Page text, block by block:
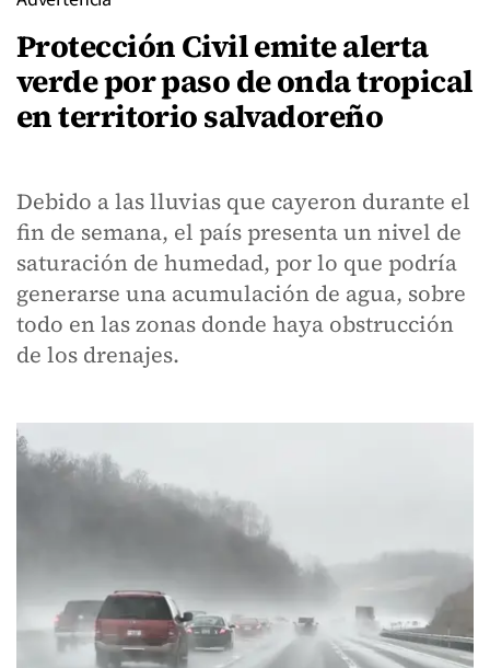
Protección Civil emite alerta
verde por paso de onda tropical
en territorio salvadoreño
Debido a las lluvias que cayeron durante el
fin de semana, el país presenta un nivel de
saturación de humedad, por lo que podría
generarse una acumulación de agua, sobre
todo en las zonas donde haya obstrucción
de los drenajes.